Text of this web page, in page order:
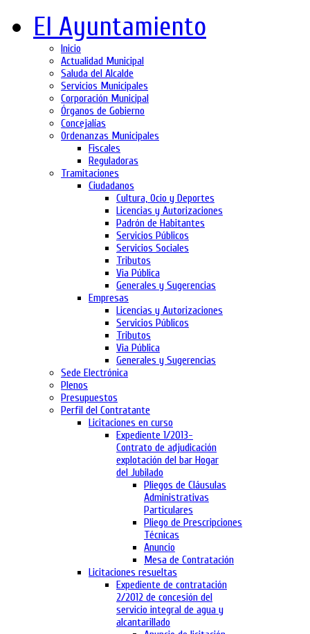
El Ayuntamiento
Inicio
Actualidad Municipal
Saluda del Alcalde
Servicios Municipales
Corporación Municipal
Órganos de Gobierno
Concejalías
Ordenanzas Municipales
Fiscales
Reguladoras
Tramitaciones
Ciudadanos
Cultura, Ocio y Deportes
Licencias y Autorizaciones
Padrón de Habitantes
Servicios Públicos
Servicios Sociales
Tributos
Via Pública
Generales y Sugerencias
Empresas
Licencias y Autorizaciones
Servicios Públicos
Tributos
Via Pública
Generales y Sugerencias
Sede Electrónica
Plenos
Presupuestos
Perfil del Contratante
Licitaciones en curso
Expediente 1/2013-
Contrato de adjudicación
explotación del bar Hogar
del Jubilado
Pliegos de Cláusulas
Administrativas
Particulares
Pliego de Prescripciones
Técnicas
Anuncio
Mesa de Contratación
Licitaciones resueltas
Expediente de contratación
2/2012 de concesión del
servicio integral de agua y
alcantarillado